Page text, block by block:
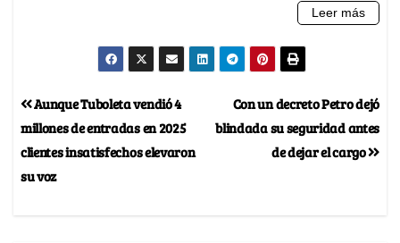
Con un decreto Petro dejó
blindada su seguridad antes
de dejar el cargo
Aunque Tuboleta vendió 4
millones de entradas en 2025
clientes insatisfechos elevaron
su voz